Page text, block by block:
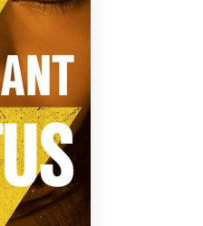
+370 667 80 541
info@elvislab.lt